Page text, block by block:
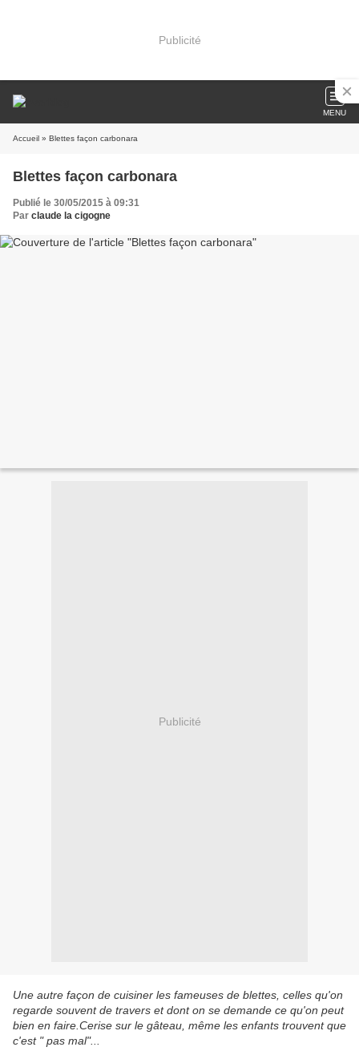
Publicité
MENU
Accueil » Blettes façon carbonara
Blettes façon carbonara
Publié le 30/05/2015 à 09:31
Par claude la cigogne
Publicité
Une autre façon de cuisiner les fameuses de blettes, celles qu'on
regarde souvent de travers et dont on se demande ce qu'on peut
bien en faire.Cerise sur le gâteau, même les enfants trouvent que
c'est " pas mal"...